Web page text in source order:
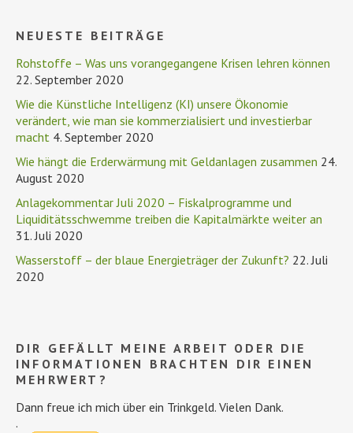
NEUESTE BEITRÄGE
Rohstoffe – Was uns vorangegangene Krisen lehren können
22. September 2020
Wie die Künstliche Intelligenz (KI) unsere Ökonomie
verändert, wie man sie kommerzialisiert und investierbar
macht 4. September 2020
Wie hängt die Erderwärmung mit Geldanlagen zusammen 24.
August 2020
Anlagekommentar Juli 2020 – Fiskalprogramme und
Liquiditätsschwemme treiben die Kapitalmärkte weiter an
31. Juli 2020
Wasserstoff – der blaue Energieträger der Zukunft? 22. Juli
2020
DIR GEFÄLLT MEINE ARBEIT ODER DIE
INFORMATIONEN BRACHTEN DIR EINEN
MEHRWERT?
Dann freue ich mich über ein Trinkgeld. Vielen Dank.
.